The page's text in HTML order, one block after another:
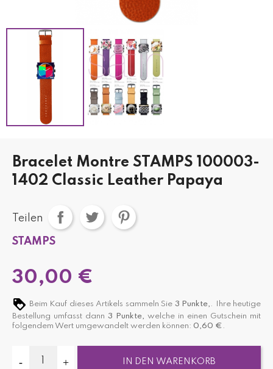
Bracelet Montre STAMPS 100003-
1402 Classic Leather Papaya
Teilen
STAMPS
30,00 €
Beim Kauf dieses Artikels sammeln Sie 3 Punkte, . Ihre heutige
Bestellung umfasst dann 3 Punkte, welche in einen Gutschein mit
folgendem Wert umgewandelt werden können: 0,60 € .
IN DEN WARENKORB